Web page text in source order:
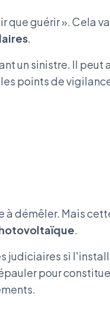
que guérir ». Cela
.
un sinistre. Il peut
points de
à démêler. Mais
.
judiciaires si
pour